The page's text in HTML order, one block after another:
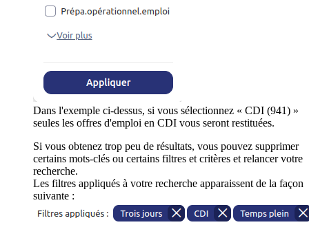
Dans l'exemple ci-dessus, si vous sélectionnez « CDI (941) »
seules les offres d'emploi en CDI vous seront restituées.
Si vous obtenez trop peu de résultats, vous pouvez supprimer
certains mots-clés ou certains filtres et critères et relancer votre
recherche.
Les filtres appliqués à votre recherche apparaissent de la façon
suivante :